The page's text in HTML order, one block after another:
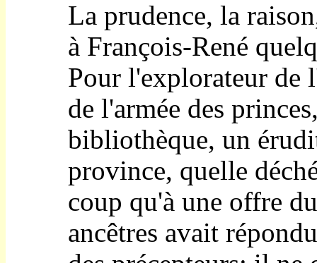
La prudence, la
à François-René
Pour l'explorateur de
de l'armée des
bibliothèque, un
province, quelle
coup qu'à une offre
ancêtres avait